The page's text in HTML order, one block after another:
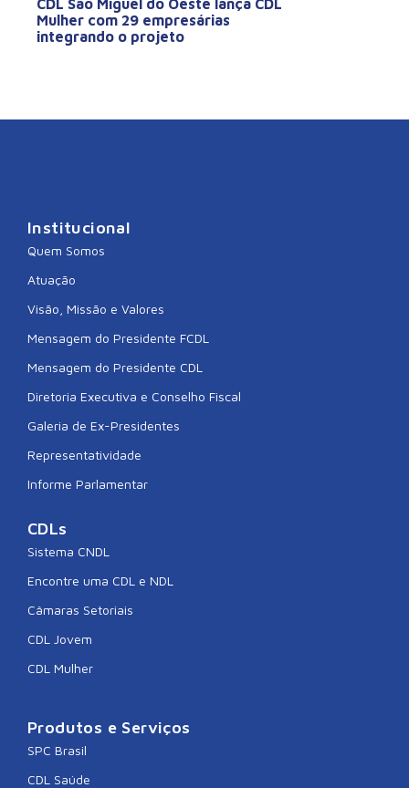
CDL São Miguel do Oeste lança CDL
Mulher com 29 empresárias
integrando o projeto
Institucional
Quem Somos
Atuação
Visão, Missão e Valores
Mensagem do Presidente FCDL
Mensagem do Presidente CDL
Diretoria Executiva e Conselho Fiscal
Galeria de Ex-Presidentes
Representatividade
Informe Parlamentar
CDLs
Sistema CNDL
Encontre uma CDL e NDL
Câmaras Setoriais
CDL Jovem
CDL Mulher
Produtos e Serviços
SPC Brasil
CDL Saúde